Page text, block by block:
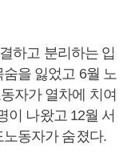
하고 분리하는 입
을 잃었고 6월 노
자가 열차에 치여
이 나왔고 12월 서
동자가 숨졌다.